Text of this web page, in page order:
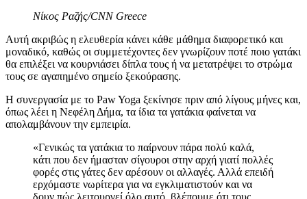
Νίκος Ραζής/CNN Greece
Αυτή ακριβώς η ελευθερία κάνει κάθε μάθημα διαφορετικό και
μοναδικό, καθώς οι συμμετέχοντες δεν γνωρίζουν ποτέ ποιο γατάκι
θα επιλέξει να κουρνιάσει δίπλα τους ή να μετατρέψει το στρώμα
τους σε αγαπημένο σημείο ξεκούρασης.
Η συνεργασία με το Paw Yoga ξεκίνησε πριν από λίγους μήνες και,
όπως λέει η Νεφέλη Δήμα, τα ίδια τα γατάκια φαίνεται να
απολαμβάνουν την εμπειρία.
«Γενικώς τα γατάκια το παίρνουν πάρα πολύ καλά,
κάτι που δεν ήμασταν σίγουροι στην αρχή γιατί πολλές
φορές στις γάτες δεν αρέσουν οι αλλαγές. Αλλά επειδή
ερχόμαστε νωρίτερα για να εγκλιματιστούν και να